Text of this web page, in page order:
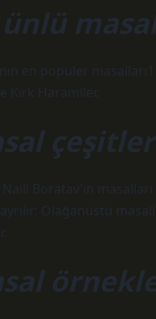
ünlü
en popüler
Kırk Haramiler.
Boratav’ın
Olağanüstü